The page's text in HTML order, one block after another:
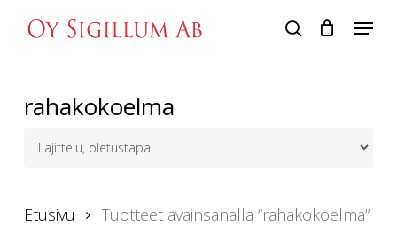
search
Menu
rahakokoelma
Etusivu Tuotteet avainsanalla “rahakokoelma”